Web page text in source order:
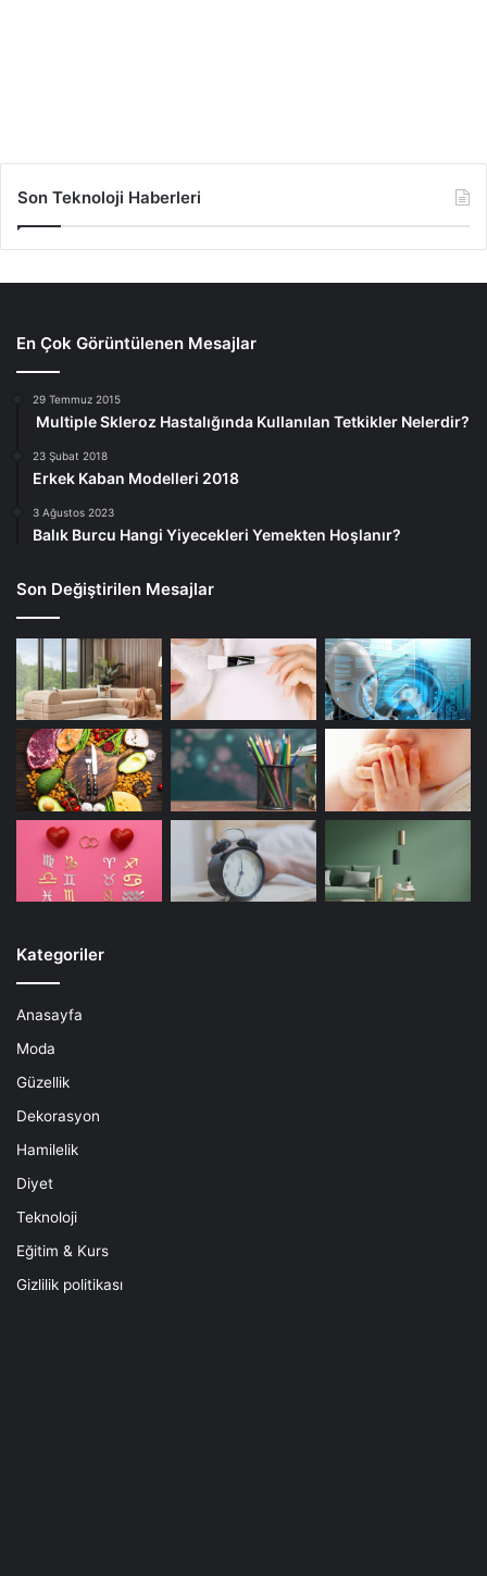
Son Teknoloji Haberleri
En Çok Görüntülenen Mesajlar
29 Temmuz 2015
Multiple Skleroz Hastalığında Kullanılan Tetkikler Nelerdir?
23 Şubat 2018
Erkek Kaban Modelleri 2018
3 Ağustos 2023
Balık Burcu Hangi Yiyecekleri Yemekten Hoşlanır?
Son Değiştirilen Mesajlar
Kategoriler
Anasayfa
Moda
Güzellik
Dekorasyon
Hamilelik
Diyet
Teknoloji
Eğitim & Kurs
Gizlilik politikası